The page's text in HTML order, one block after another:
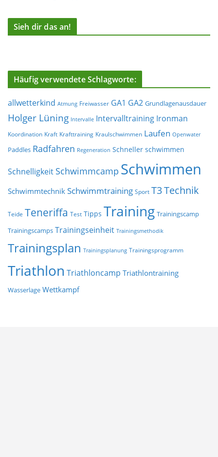
Sieh dir das an!
Häufig verwendete Schlagworte:
allwetterkind Atmung Freiwasser GA1 GA2 Grundlagenausdauer
Holger Lüning Intervalle Intervalltraining Ironman
Koordination Kraft Krafttraining Kraulschwimmen Laufen Openwater
Paddles Radfahren Regeneration Schneller schwimmen
Schnelligkeit Schwimmcamp Schwimmen
Schwimmtechnik Schwimmtraining Sport T3Technik
Teide Teneriffa Test Tipps Training Trainingscamp
Trainingscamps Trainingseinheit Trainingsmethodik
Trainingsplan Trainingsplanung Trainingsprogramm
Triathlon Triathloncamp Triathlontraining
Wasserlage Wettkampf